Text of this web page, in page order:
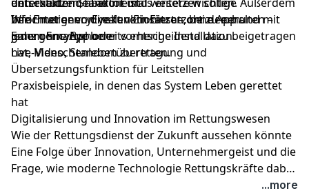
Informationen direkt vom Einsatzort zu erhalten –
ganz ohne App oder vorherige Installation.
berichtet er von realen Einsätzen, bei denen
EmergencyEye bereits entscheidend dazu beigetragen
hat, Menschenleben zu retten.
Wie EmergencyEye funktioniert – ohne App und mit
jedem Smartphone
Live-Video, Standortübertragung und
Übersetzungsfunktion für Leitstellen
Praxisbeispiele, in denen das System Leben gerettet
hat
Digitalisierung und Innovation im Rettungswesen
Wie der Rettungsdienst der Zukunft aussehen könnte
Eine Folge über Innovation, Unternehmergeist und die
Frage, wie moderne Technologie Rettungskräfte dabei
unterstützt, schneller die richtigen Entscheidungen zu
...more